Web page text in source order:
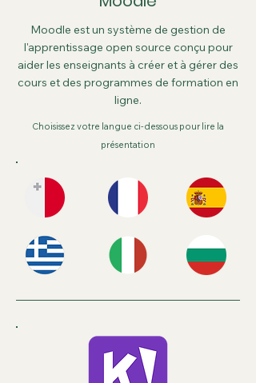
Moodle est un système de gestion de
l'apprentissage open source conçu pour
aider les enseignants à créer et à gérer des
cours et des programmes de formation en
ligne.
Choisissez votre langue ci-dessous pour lire la
présentation